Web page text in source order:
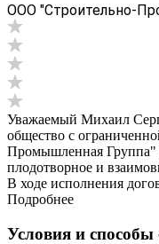
ООО "Строительно-
Уважаемый Михаил
общество с
Промышленная Группа"
плодотворное и
В ходе исполнения
Подробнее
Условия и